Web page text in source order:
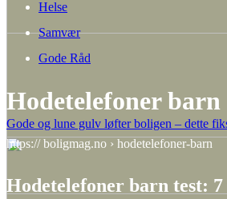
Gode og lune gulv løfter boligen – dette
Helse
Samvær
Gode Råd
Hodetelefoner barn
https:// boligmag.no › hodetelefoner-barn
Hodetelefoner barn test: